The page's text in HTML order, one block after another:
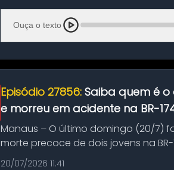
Ouça o texto
Episódio 27856: Saiba quem é
e morreu em acidente na BR-
Manaus – O último domingo (20/7)
morte precoce de dois jovens na
típico café regio...
20/07/2026 11:41